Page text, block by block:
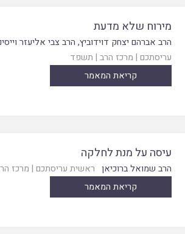
מירוח שלא מדעת
הרב אברהם יצחק דוידוביץ, הרב צבי אליעזר
עריסתכם | מרכז הרב | תשפד
קריאת המאמר
עיסה על מנת לחלקה
הרב שמואל ברוכיאן ראשית עריסתכם | מרכז
קריאת המאמר